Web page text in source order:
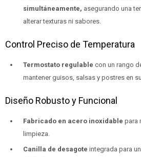
simultáneamente, asegurando una
alterar texturas ni sabores.
Control Preciso de Temperatura
Termostato regulable con un rango
mantener guisos, salsas y postres en
Diseño Robusto y Funcional
Fabricado en acero inoxidable para
limpieza.
Canilla de desagote integrada para